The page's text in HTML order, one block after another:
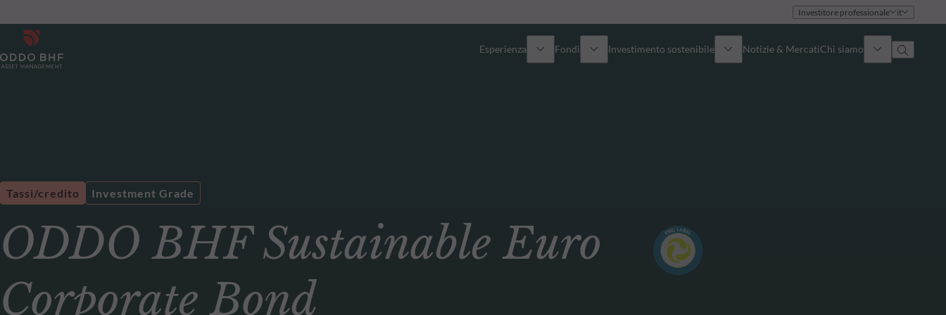
Investitore professionale it
Esperienza
Multi-Asset
Fondi Investimento sostenibile Notizie & MercatiChi siamo
ODDO BHF Sustainable Euro
Corporate Bond
Tassi/credito Investment Grade